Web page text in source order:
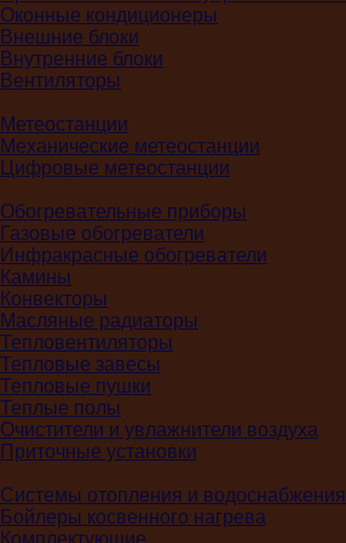
Оконные кондиционеры
Внешние блоки
Внутренние блоки
Вентиляторы
Метеостанции
Механические метеостанции
Цифровые метеостанции
Обогревательные приборы
Газовые обогреватели
Инфракрасные обогреватели
Камины
Конвекторы
Масляные радиаторы
Тепловентиляторы
Тепловые завесы
Тепловые пушки
Теплые полы
Очистители и увлажнители воздуха
Приточные установки
Системы отопления и водоснабжения
Бойлеры косвенного нагрева
Комплектующие